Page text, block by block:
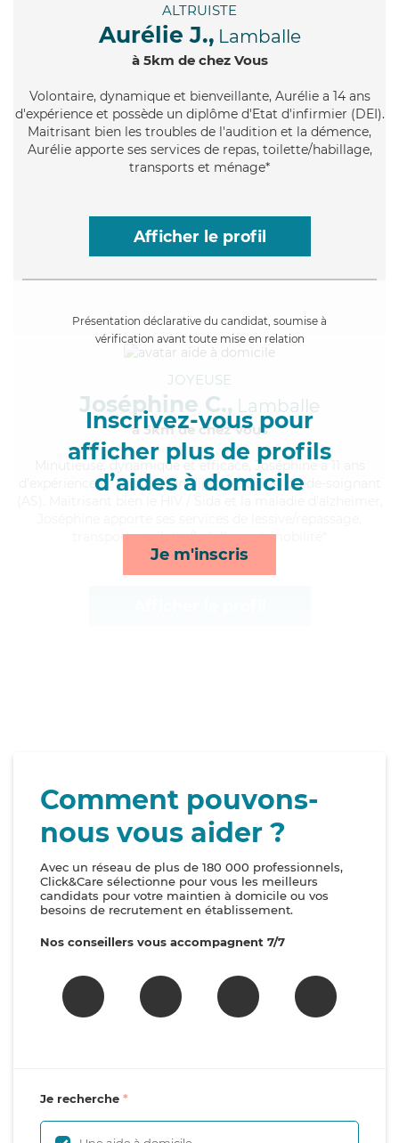
ALTRUISTE
Aurélie J., Lamballe
à 5km de chez Vous
Volontaire, dynamique et bienveillante, Aurélie a 14 ans
d'expérience et possède un diplôme d'Etat d'infirmier (DEI).
Maitrisant bien les troubles de l'audition et la démence,
Aurélie apporte ses services de repas, toilette/habillage,
transports et ménage*
Afficher le profil
Présentation déclarative du candidat, soumise à
vérification avant toute mise en relation
Inscrivez-vous pour
afficher plus de profils
d’aides à domicile
Je m'inscris
JOYEUSE
Joséphine C., Lamballe
à 5km de chez Vous
, dynamique et efficace, Joséphine a 11 ans
d'expérience et possède un diplôme d'Etat d'aide-soignant
transports, toilette/habillage et mobilité*
Comment pouvons-
nous vous aider ?
Avec un réseau de plus de 180 000 professionnels,
Click&Care sélectionne pour vous les meilleurs
candidats pour votre maintien à domicile ou vos
besoins de recrutement en établissement.
Nos conseillers vous accompagnent 7/7
Je recherche